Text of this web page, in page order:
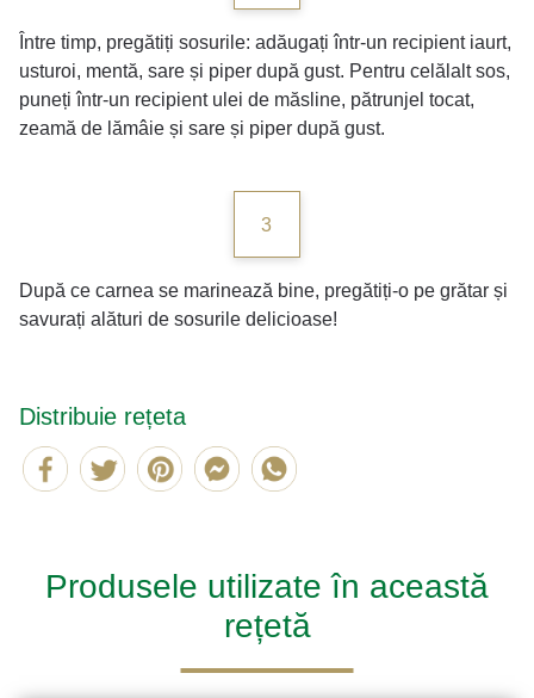
Între timp, pregătiți sosurile: adăugați într-un recipient iaurt,
usturoi, mentă, sare și piper după gust. Pentru celălalt sos,
puneți într-un recipient ulei de măsline, pătrunjel tocat,
zeamă de lămâie și sare și piper după gust.
3
După ce carnea se marinează bine, pregătiți-o pe grătar și
savurați alături de sosurile delicioase!
Distribuie rețeta
Produsele utilizate în această
rețetă